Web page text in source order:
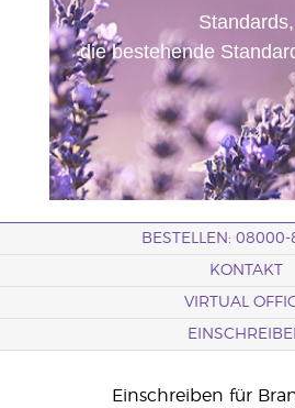
Standards,
die bestehende
BESTELLEN:
KONTAKT
VIRTUAL
Einschreiben für